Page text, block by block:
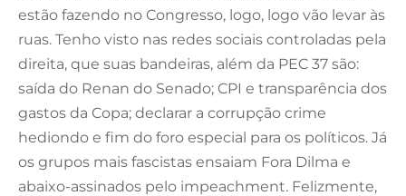
estão fazendo no Congresso, logo, logo vão levar às
ruas. Tenho visto nas redes sociais controladas pela
direita, que suas bandeiras, além da PEC 37 são:
saída do Renan do Senado; CPI e transparência dos
gastos da Copa; declarar a corrupção crime
hediondo e fim do foro especial para os políticos. Já
os grupos mais fascistas ensaiam Fora Dilma e
abaixo-assinados pelo impeachment. Felizmente,